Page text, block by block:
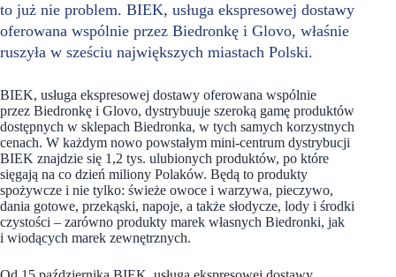
to już nie problem. BIEK, usługa ekspresowej dostawy
oferowana wspólnie przez Biedronkę i Glovo, właśnie
ruszyła w sześciu największych miastach Polski.
BIEK, usługa ekspresowej dostawy oferowana wspólnie
przez Biedronkę i Glovo, dystrybuuje szeroką gamę produktów
dostępnych w sklepach Biedronka, w tych samych korzystnych
cenach. W każdym nowo powstałym mini-centrum dystrybucji
BIEK znajdzie się 1,2 tys. ulubionych produktów, po które
sięgają na co dzień miliony Polaków. Będą to produkty
spożywcze i nie tylko: świeże owoce i warzywa, pieczywo,
dania gotowe, przekąski, napoje, a także słodycze, lody i środki
czystości – zarówno produkty marek własnych Biedronki, jak
i wiodących marek zewnętrznych.